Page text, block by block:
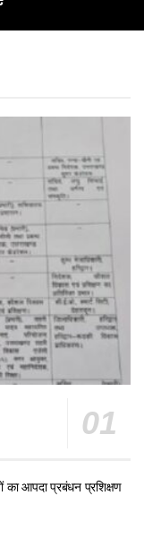
का आपदा प्रबंधन प्रशिक्षण